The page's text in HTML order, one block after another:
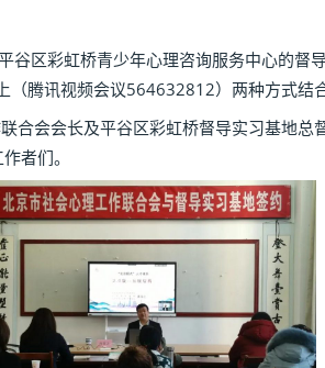
区彩虹桥青少年心理咨询服务中心的督
（腾讯视频会议564632812）两种方式结
会会长及平谷区彩虹桥督导实习基地总
者们。